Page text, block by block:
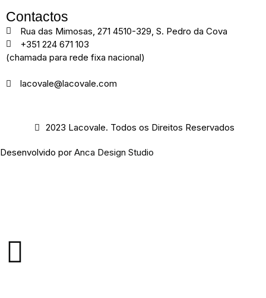
Contactos
Rua das Mimosas, 271 4510-329, S. Pedro da Cova
+351 224 671 103
(chamada para rede fixa nacional)
lacovale@lacovale.com
2023 Lacovale. Todos os Direitos Reservados
Desenvolvido por Anca Design Studio